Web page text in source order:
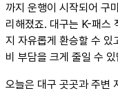
까지 운행이 시작되어 구
리해졌죠. 대구는 K-패스
지 자유롭게 환승할 수 있
비 부담을 크게 줄일 수
오늘은 대구 곳곳과 주변